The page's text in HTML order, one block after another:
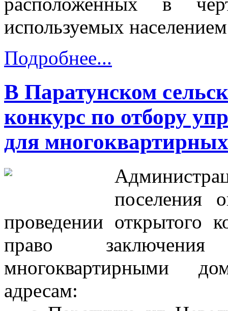
используемых
Подробнее...
В Паратунском
конкурс по отбору
для
поселения
проведении открытого
право заключения
многоквартирными
адресам: